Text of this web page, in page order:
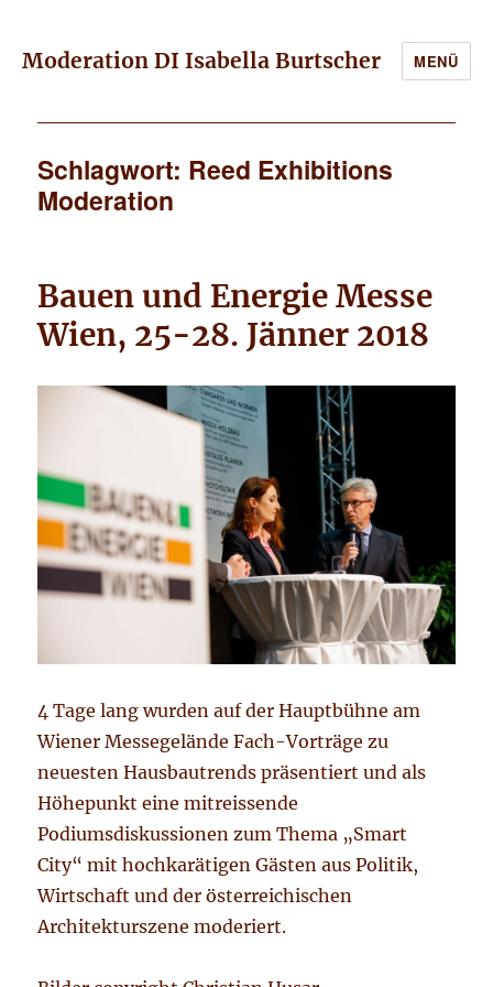
Moderation DI Isabella Burtscher MENÜ
Schlagwort: Reed Exhibitions
Moderation
Bauen und Energie Messe
Wien, 25-28. Jänner 2018
4 Tage lang wurden auf der Hauptbühne am
Wiener Messegelände Fach-Vorträge zu
neuesten Hausbautrends präsentiert und als
Höhepunkt eine mitreissende
Podiumsdiskussionen zum Thema „Smart
City“ mit hochkarätigen Gästen aus Politik,
Wirtschaft und der österreichischen
Architekturszene moderiert.